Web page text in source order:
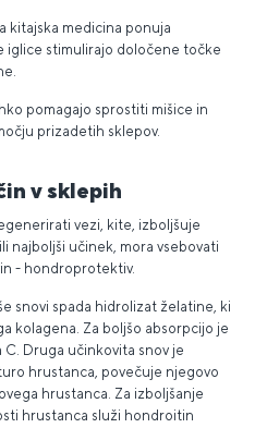
kitajska medicina ponuja
iglice stimulirajo določene točke
pomagajo sprostiti mišice in
prizadetih sklepov.
v sklepih
vezi, kite, izboljšuje
najboljši učinek, mora vsebovati
- hondroprotektiv.
snovi spada hidrolizat želatine, ki
kolagena. Za boljšo absorpcijo je
Druga učinkovita snov je
hrustanca, povečuje njegovo
hrustanca. Za izboljšanje
hrustanca služi hondroitin